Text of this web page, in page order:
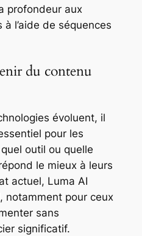
profondeur aux
l’aide de séquences
du contenu
évoluent, il
pour les
outil ou quelle
le mieux à leurs
actuel, Luma AI
notamment pour ceux
sans
significatif.